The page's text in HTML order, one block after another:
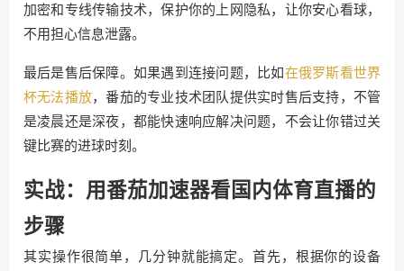
加密和专线传输技术，保护你的上网隐私，让你安心看球，
不用担心信息泄露。
最后是售后保障。如果遇到连接问题，比如在俄罗斯看世界
杯无法播放，番茄的专业技术团队提供实时售后支持，不管
是凌晨还是深夜，都能快速响应解决问题，不会让你错过关
键比赛的进球时刻。
实战：用番茄加速器看国内体育直播的
步骤
其实操作很简单，几分钟就能搞定。首先，根据你的设备